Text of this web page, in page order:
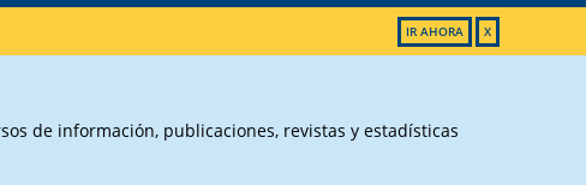
X
IR AHORA
de información, publicaciones, revistas y estadísticas